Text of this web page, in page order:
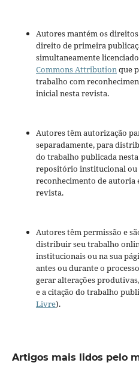
Autores mantém os
direito de primeira
simultaneamente
Commons Attributionque
trabalho com
inicial nesta revista.
Autores têm autorização
separadamente, para
do trabalho publicada
repositório institucional ou
reconhecimento de autoria
revista.
Autores têm permissão e
distribuir seu trabalho
institucionais ou na sua
antes ou durante o
gerar alterações
e a citação do trabalho
Livre).
Artigos mais lidos pelo